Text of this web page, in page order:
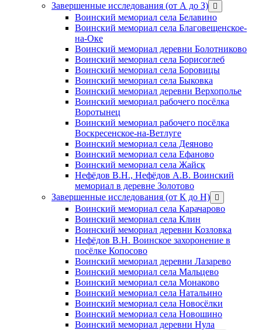
Завершенные исследования (от А до З) открыть
меню
Воинский мемориал села Белавино
Воинский мемориал села Благовещенское-
на-Оке
Воинский мемориал деревни Болотниково
Воинский мемориал села Борисоглеб
Воинский мемориал села Боровицы
Воинский мемориал села Быковка
Воинский мемориал деревни Верхополье
Воинский мемориал рабочего посёлка
Воротынец
Воинский мемориал рабочего посёлка
Воскресенское-на-Ветлуге
Воинский мемориал села Деяново
Воинский мемориал села Ефаново
Воинский мемориал села Жайск
Нефёдов В.Н., Нефёдов А.В. Воинский
мемориал в деревне Золотово
Завершенные исследования (от К до Н) открыть
меню
Воинский мемориал села Карачарово
Воинский мемориал села Клин
Воинский мемориал деревни Козловка
Нефёдов В.Н. Воинское захоронение в
посёлке Копосово
Воинский мемориал деревни Лазарево
Воинский мемориал села Мальцево
Воинский мемориал села Монаково
Воинский мемориал села Натальино
Воинский мемориал села Новосёлки
Воинский мемориал села Новошино
Воинский мемориал деревни Нула